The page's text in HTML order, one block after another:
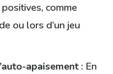
comme
ou lors d’un jeu
apaisement : En